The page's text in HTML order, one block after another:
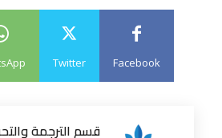
Facebook
Twitter
قسم الترجمة